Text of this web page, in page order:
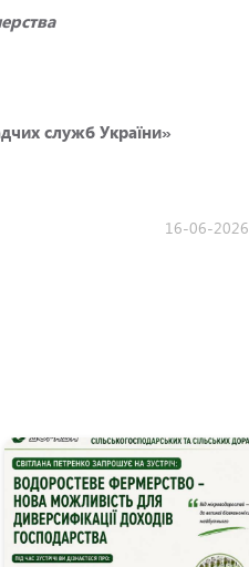
служб України»
16-06-2026